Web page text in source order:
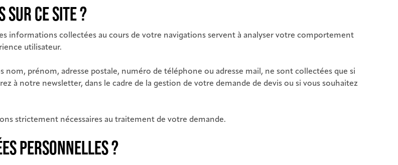
SUR CE SITE ?
informations collectées au cours de votre navigations servent à analyser votre comportement
utilisateur.
nom, prénom, adresse postale, numéro de téléphone ou adresse mail, ne sont collectées que si
à notre newsletter, dans le cadre de la gestion de votre demande de devis ou si vous souhaitez
strictement nécessaires au traitement de votre demande.
PERSONNELLES ?